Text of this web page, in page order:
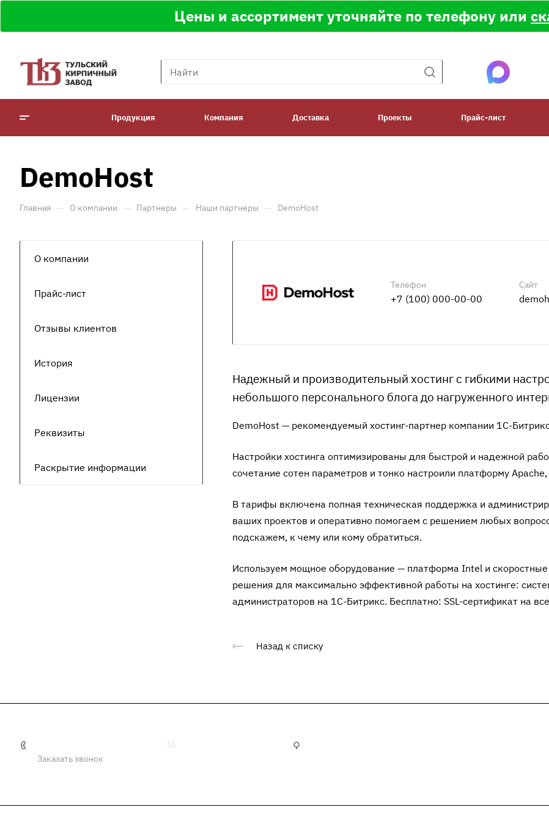
Цены и ассортимент уточняйте по телефону или
Продукция Компания Доставка Проекты Прайс-лист
DemoHost
Главная — О компании — Партнеры — Наши партнеры — DemoHost
Телефон
+7 (100) 000-00-00
Сайт
Надежный и производительный хостинг с гибкими
небольшого персонального блога до нагруженного
DemoHost — рекомендуемый хостинг-партнер компании 1С-
Настройки хостинга оптимизированы для быстрой и надежной
сочетание сотен параметров и тонко настроили платформу Apache,
В тарифы включена полная техническая поддержка и
ваших проектов и оперативно помогаем с решением любых
подскажем, к чему или кому обратиться.
Используем мощное оборудование — платформа Intel и
решения для максимально эффективной работы на хостинге:
администраторов на 1С-Битрикс. Бесплатно: SSL-сертификат на
Назад к списку
О компании
Прайс-лист
Отзывы клиентов
История
Лицензии
Реквизиты
Раскрытие информации
Заказать звонок